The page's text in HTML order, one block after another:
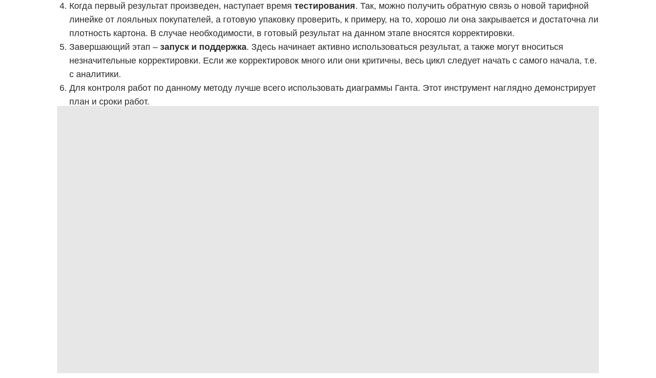
Когда первый результат произведен, наступает время тестирования. Так, можно получить обратную связь о новой тарифной
линейке от лояльных покупателей, а готовую упаковку проверить, к примеру, на то, хорошо ли она закрывается и достаточна ли
плотность картона. В случае необходимости, в готовый результат на данном этапе вносятся корректировки.
Завершающий этап – запуск и поддержка. Здесь начинает активно использоваться результат, а также могут вноситься
незначительные корректировки. Если же корректировок много или они критичны, весь цикл следует начать с самого начала, т.е.
с аналитики.
Для контроля работ по данному методу лучше всего использовать диаграммы Ганта. Этот инструмент наглядно демонстрирует
план и сроки работ.